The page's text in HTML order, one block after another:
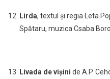
Lirda, textul și regia Leta
Spătaru, muzica Csaba
Livada de vișini de A.P.